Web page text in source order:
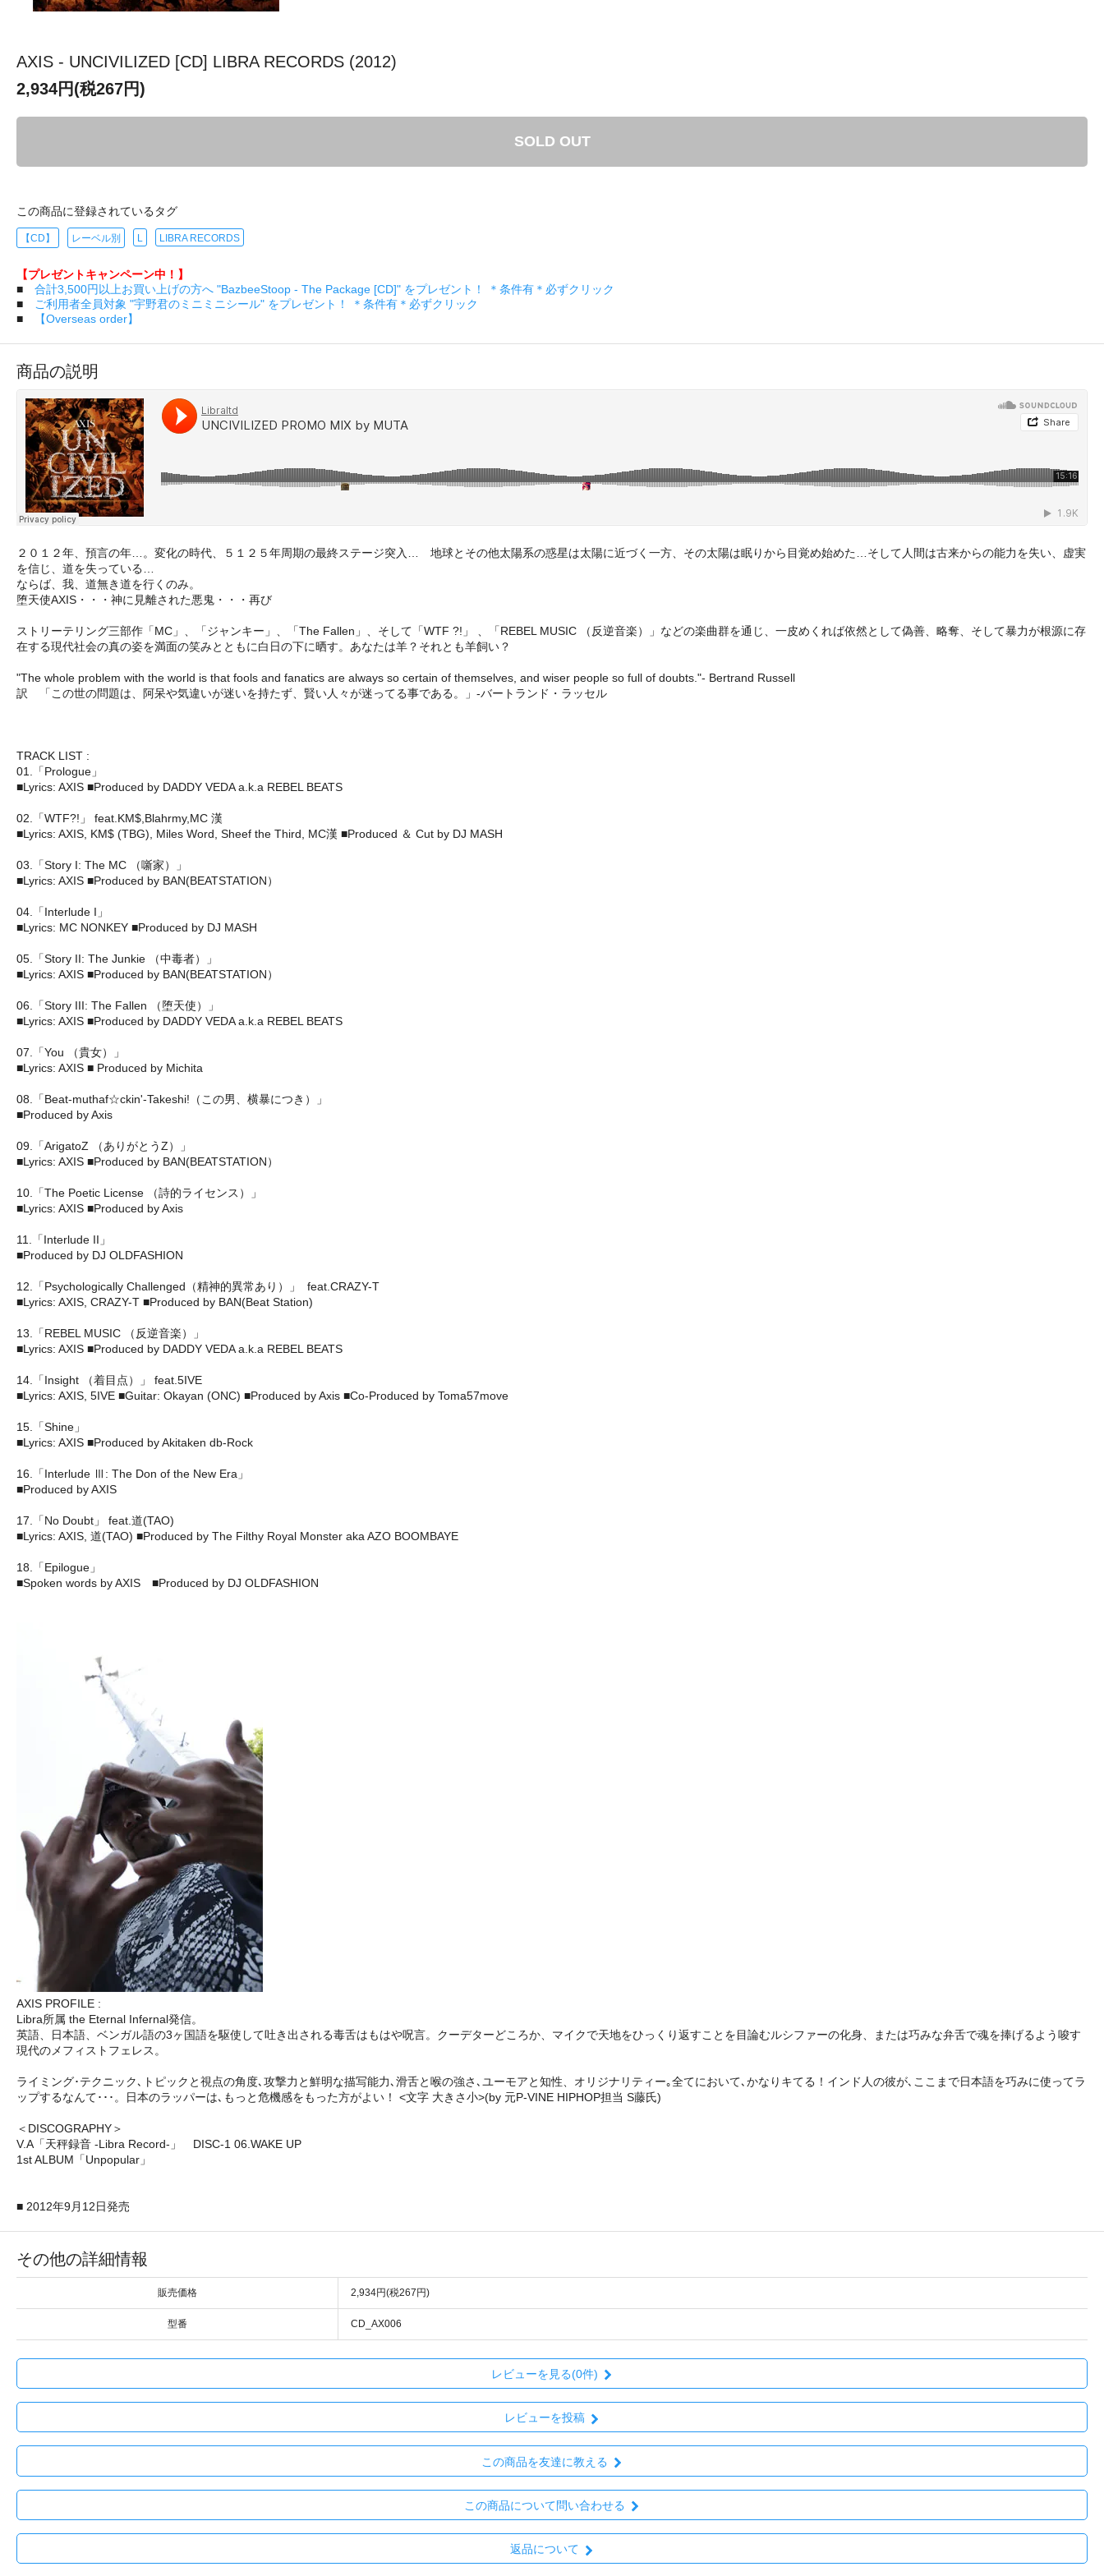
AXIS - UNCIVILIZED [CD] LIBRA RECORDS (2012)
2,934円(税267円)
SOLD OUT
この商品に登録されているタグ
【CD】 レーベル別 L LIBRA RECORDS
【プレゼントキャンペーン中！】
■ 合計3,500円以上お買い上げの方へ "BazbeeStoop - The Package [CD]" をプレゼント！ ＊条件有＊必ずクリック
■
ご利用者全員対象 "宇野君のミニミニシール" をプレゼント！ ＊条件有＊必ずクリック
■
【Overseas order】
商品の説明
２０１２年、預言の年…。変化の時代、５１２５年周期の最終ステージ突入… 地球とその他太陽系の惑星は太陽に近づく一方、その太陽は眠りから目覚め始めた…そして人間は古来からの能力を失い、虚実
を信じ、道を失っている…
ならば、我、道無き道を行くのみ。
堕天使AXIS・・・神に見離された悪鬼・・・再び
ストリーテリング三部作「MC」、「ジャンキー」、「The Fallen」、そして「WTF ?!」 、「REBEL MUSIC （反逆音楽）」などの楽曲群を通じ、一皮めくれば依然として偽善、略奪、そして暴力が根源に存
在する現代社会の真の姿を満面の笑みとともに白日の下に晒す。あなたは羊？それとも羊飼い？
"The whole problem with the world is that fools and fanatics are always so certain of themselves, and wiser people so full of doubts."- Bertrand Russell
訳 「この世の問題は、阿呆や気違いが迷いを持たず、賢い人々が迷ってる事である。」-バートランド・ラッセル
TRACK LIST :
01.「Prologue」
■Lyrics: AXIS ■Produced by DADDY VEDA a.k.a REBEL BEATS
02.「WTF?!」 feat.KM$,Blahrmy,MC 漢
■Lyrics: AXIS, KM$ (TBG), Miles Word, Sheef the Third, MC漢 ■Produced ＆ Cut by DJ MASH
03.「Story I: The MC （噺家）」
■Lyrics: AXIS ■Produced by BAN(BEATSTATION）
04.「Interlude I」
■Lyrics: MC NONKEY ■Produced by DJ MASH
05.「Story II: The Junkie （中毒者）」
■Lyrics: AXIS ■Produced by BAN(BEATSTATION）
06.「Story III: The Fallen （堕天使）」
■Lyrics: AXIS ■Produced by DADDY VEDA a.k.a REBEL BEATS
07.「You （貴女）」
■Lyrics: AXIS ■ Produced by Michita
08.「Beat-muthaf☆ckin'-Takeshi!（この男、横暴につき）」
■Produced by Axis
09.「ArigatoZ （ありがとうZ）」
■Lyrics: AXIS ■Produced by BAN(BEATSTATION）
10.「The Poetic License （詩的ライセンス）」
■Lyrics: AXIS ■Produced by Axis
11.「Interlude II」
■Produced by DJ OLDFASHION
12.「Psychologically Challenged（精神的異常あり）」 feat.CRAZY-T
■Lyrics: AXIS, CRAZY-T ■Produced by BAN(Beat Station)
13.「REBEL MUSIC （反逆音楽）」
■Lyrics: AXIS ■Produced by DADDY VEDA a.k.a REBEL BEATS
14.「Insight （着目点）」 feat.5IVE
■Lyrics: AXIS, 5IVE ■Guitar: Okayan (ONC) ■Produced by Axis ■Co-Produced by Toma57move
15.「Shine」
■Lyrics: AXIS ■Produced by Akitaken db-Rock
16.「Interlude Ⅲ: The Don of the New Era」
■Produced by AXIS
17.「No Doubt」 feat.道(TAO)
■Lyrics: AXIS, 道(TAO) ■Produced by The Filthy Royal Monster aka AZO BOOMBAYE
18.「Epilogue」
■Spoken words by AXIS ■Produced by DJ OLDFASHION
AXIS PROFILE :
Libra所属 the Eternal Infernal発信。
英語、日本語、ベンガル語の3ヶ国語を駆使して吐き出される毒舌はもはや呪言。クーデターどころか、マイクで天地をひっくり返すことを目論むルシファーの化身、または巧みな弁舌で魂を捧げるよう唆す
現代のメフィストフェレス。
ライミング･テクニック､トピックと視点の角度､攻撃力と鮮明な描写能力､滑舌と喉の強さ､ユーモアと知性、オリジナリティー｡全てにおいて､かなりキてる！インド人の彼が､ここまで日本語を巧みに使ってラ
ップするなんて･･･。日本のラッパーは､もっと危機感をもった方がよい！ <文字 大きさ小>(by 元P-VINE HIPHOP担当 S藤氏)
＜DISCOGRAPHY＞
V.A「天秤録音 -Libra Record-」 DISC-1 06.WAKE UP
1st ALBUM「Unpopular」
■ 2012年9月12日発売
その他の詳細情報
販売価格 2,934円(税267円)
型番 CD_AX006
レビューを見る(0件)
レビューを投稿
この商品を友達に教える
この商品について問い合わせる
返品について